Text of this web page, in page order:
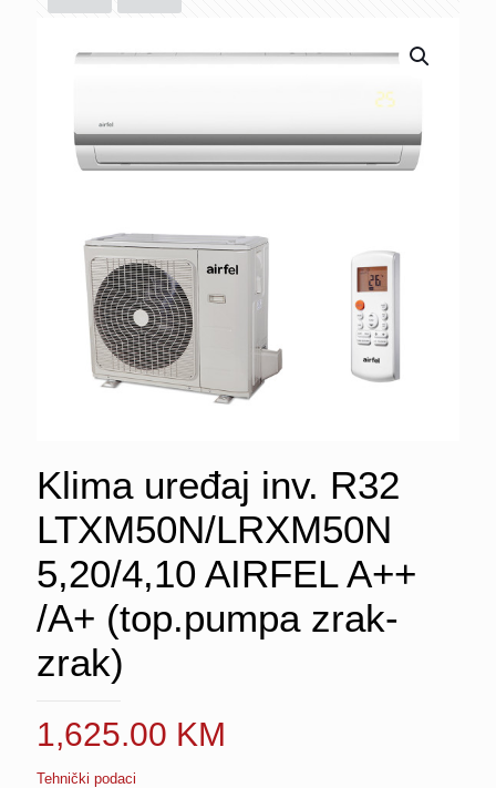
Klima uređaj inv. R32
LTXM50N/LRXM50N
5,20/4,10 AIRFEL A++
/A+ (top.pumpa zrak-
zrak)
1,625.00 KM
Tehnički podaci